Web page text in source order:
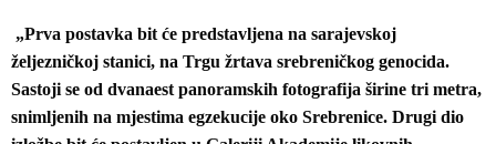
„Prva postavka bit će predstavljena na sarajevskoj
željezničkoj stanici, na Trgu žrtava srebreničkog genocida.
Sastoji se od dvanaest panoramskih fotografija širine tri metra,
snimljenih na mjestima egzekucije oko Srebrenice. Drugi dio